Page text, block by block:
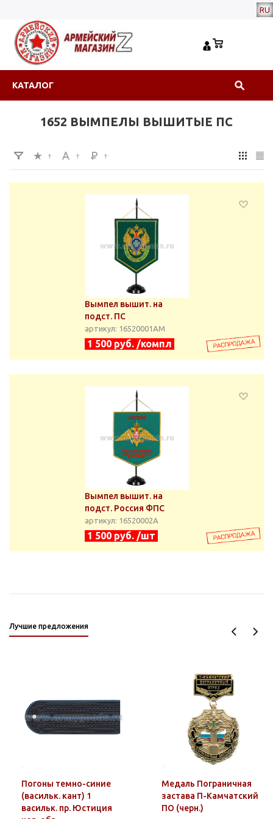
RU
КАТАЛОГ
1652 ВЫМПЕЛЫ ВЫШИТЫЕ ПС
Вымпел вышит. на
подст. ПС
артикул: 16520001АМ
1 500 руб. /компл
Вымпел вышит. на
подст. Россия ФПС
артикул: 16520002А
1 500 руб. /шт
Лучшие предложения
Погоны темно-синие
(васильк. кант) 1
васильк. пр. Юстиция
Медаль Пограничная
застава П-Камчатский
ПО (черн.)